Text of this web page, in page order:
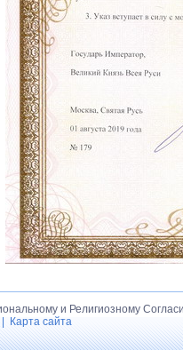
и Религиозному
Карта сайта